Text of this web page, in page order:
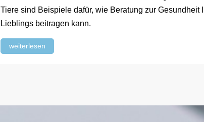
Tiere sind Beispiele dafür, wie Beratung zur Gesundheit
Lieblings beitragen kann.
weiterlesen